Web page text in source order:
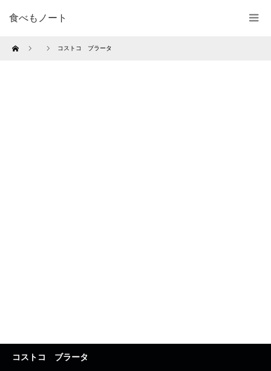
食べもノート
Home コストコ ブラータ
コストコ ブラータ